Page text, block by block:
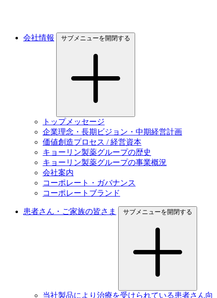
会社情報 サブメニューを開閉する
トップメッセージ
企業理念・長期ビジョン・中期経営計画
価値創造プロセス / 経営資本
キョーリン製薬グループの歴史
キョーリン製薬グループの事業概況
会社案内
コーポレート・ガバナンス
コーポレートブランド
患者さん・ご家族の皆さま サブメニューを開閉する
当社製品により治療を受けられている患者さん向